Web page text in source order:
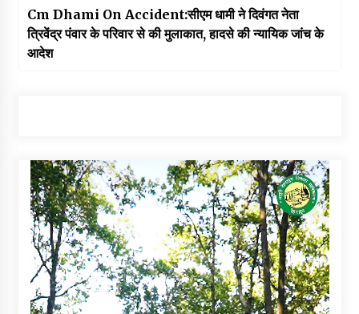
Cm Dhami On Accident:सीएम धामी ने दिवंगत नेता
त्रिवेंद्र पंवार के परिवार से की मुलाकात, हादसे की न्यायिक जांच के
आदेश